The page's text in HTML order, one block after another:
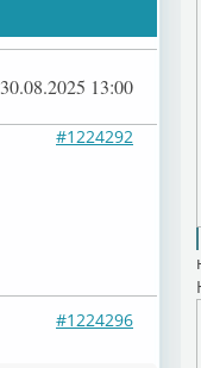
30.08.2025 13:00
#1224292
#1224296